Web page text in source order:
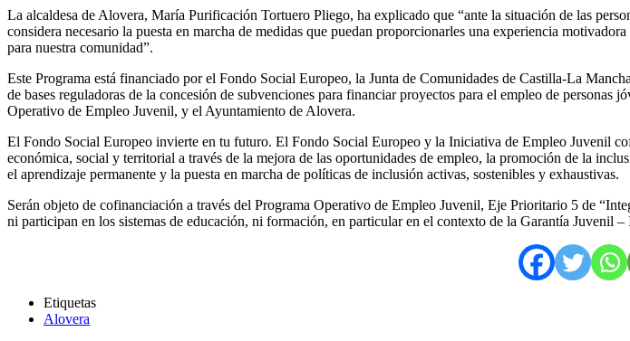
La alcaldesa de Alovera, María Purificación Tortuero Pliego, ha explicado que “ante la situación de las
considera necesario la puesta en marcha de medidas que puedan proporcionarles una experiencia
para nuestra comunidad”.
Este Programa está financiado por el Fondo Social Europeo, la Junta de Comunidades de Castilla-La
de bases reguladoras de la concesión de subvenciones para financiar proyectos para el empleo de
Operativo de Empleo Juvenil, y el Ayuntamiento de Alovera.
El Fondo Social Europeo invierte en tu futuro. El Fondo Social Europeo y la Iniciativa de Empleo Juvenil
económica, social y territorial a través de la mejora de las oportunidades de empleo, la promoción de la
el aprendizaje permanente y la puesta en marcha de políticas de inclusión activas, sostenibles y exhaustivas.
Serán objeto de cofinanciación a través del Programa Operativo de Empleo Juvenil, Eje Prioritario 5 de
ni participan en los sistemas de educación, ni formación, en particular en el contexto de la Garantía Juvenil –
Etiquetas
Alovera